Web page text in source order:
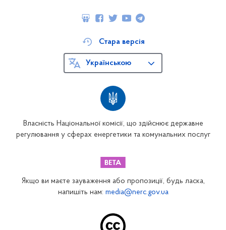
Власність Національної комісії, що здійснює державне
регулювання у сферах енергетики та комунальних послуг
Стара версія
Українською
Якщо ви маєте зауваження або пропозиції, будь ласка,
напишіть нам: media@nerc.gov.ua